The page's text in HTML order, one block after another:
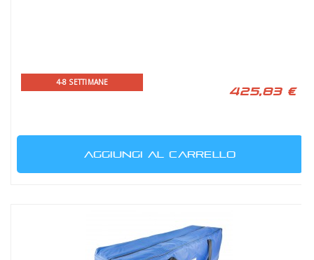
4-8 SETTIMANE
425,83 €
AGGIUNGI AL CARRELLO